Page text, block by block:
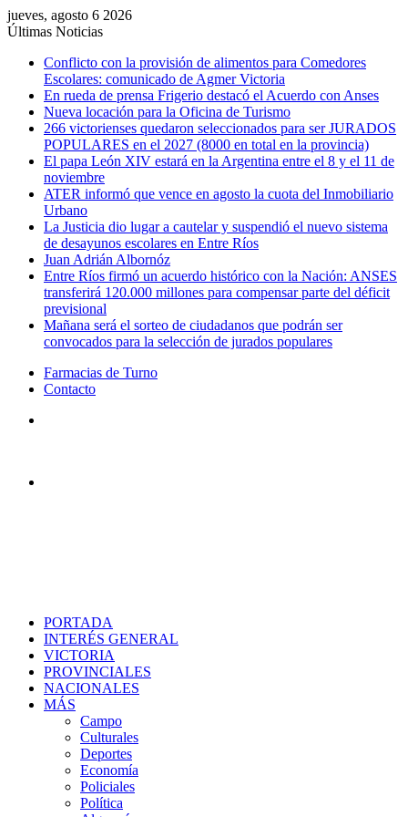
jueves, agosto 6 2026
Últimas Noticias
Conflicto con la provisión de alimentos para Comedores
Escolares: comunicado de Agmer Victoria
En rueda de prensa Frigerio destacó el Acuerdo con Anses
Nueva locación para la Oficina de Turismo
266 victorienses quedaron seleccionados para ser JURADOS
POPULARES en el 2027 (8000 en total en la provincia)
El papa León XIV estará en la Argentina entre el 8 y el 11 de
noviembre
ATER informó que vence en agosto la cuota del Inmobiliario
Urbano
La Justicia dio lugar a cautelar y suspendió el nuevo sistema
de desayunos escolares en Entre Ríos
Juan Adrián Albornóz
Entre Ríos firmó un acuerdo histórico con la Nación: ANSES
transferirá 120.000 millones para compensar parte del déficit
previsional
Mañana será el sorteo de ciudadanos que podrán ser
convocados para la selección de jurados populares
Farmacias de Turno
Contacto
PORTADA
INTERÉS GENERAL
VICTORIA
PROVINCIALES
NACIONALES
MÁS
Campo
Culturales
Deportes
Economía
Policiales
Política